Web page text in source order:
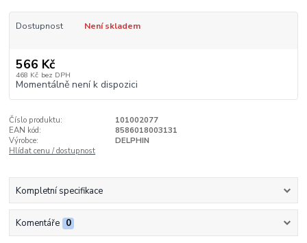
Dostupnost Není skladem
566 Kč
468 Kč bez DPH
Momentálně není k dispozici
Číslo produktu:
101002077
EAN kód:
8586018003131
Výrobce:
DELPHIN
Hlídat cenu / dostupnost
Kompletní specifikace
Komentáře 0